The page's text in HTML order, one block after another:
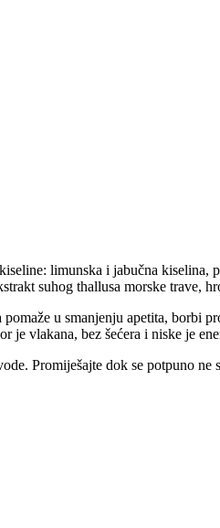
limunska i jabučna
suhog thallusa morske trave,
u smanjenju apetita, borbi
je vlakana, bez šećera i niske je
Promiješajte dok se potpuno